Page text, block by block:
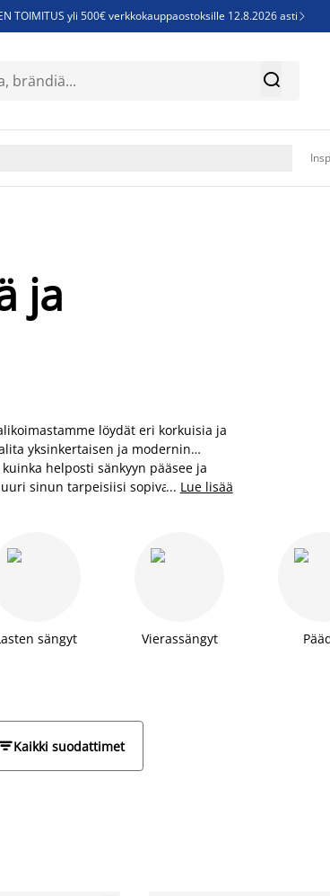
TOIMITUS yli 500€ verkkokauppaostoksille 12.8.2026 asti 
Sijauspatjoja - Säästä jopa 60% 
ja
löydät eri korkuisia ja
yksinkertaisen ja modernin
helposti sänkyyn pääsee ja
sinun tarpeisiisi sopivat... Lue lisää
sängyt Vierassängyt
Kaikki suodattimet